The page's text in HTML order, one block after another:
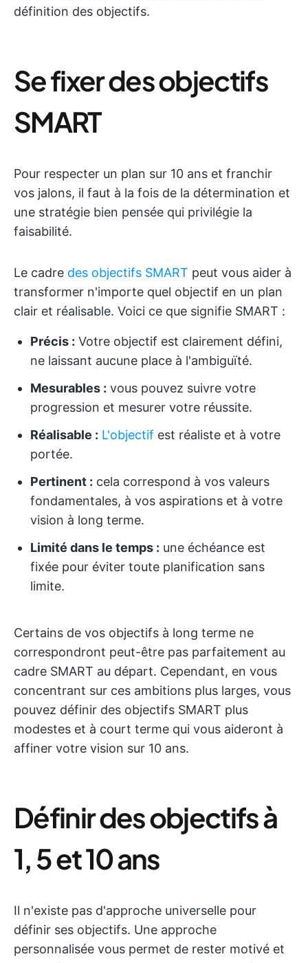
définition des objectifs.
Se fixer des objectifs
SMART
Pour respecter un plan sur 10 ans et franchir
vos jalons, il faut à la fois de la détermination et
une stratégie bien pensée qui privilégie la
faisabilité.
Le cadre des objectifs SMART peut vous aider à
transformer n'importe quel objectif en un plan
clair et réalisable. Voici ce que signifie SMART :
Précis : Votre objectif est clairement défini,
ne laissant aucune place à l'ambiguïté.
Mesurables : vous pouvez suivre votre
progression et mesurer votre réussite.
Réalisable : L'objectif est réaliste et à votre
portée.
Pertinent : cela correspond à vos valeurs
fondamentales, à vos aspirations et à votre
vision à long terme.
Limité dans le temps : une échéance est
fixée pour éviter toute planification sans
limite.
Certains de vos objectifs à long terme ne
correspondront peut-être pas parfaitement au
cadre SMART au départ. Cependant, en vous
concentrant sur ces ambitions plus larges, vous
pouvez définir des objectifs SMART plus
modestes et à court terme qui vous aideront à
affiner votre vision sur 10 ans.
Définir des objectifs à
1, 5 et 10 ans
Il n'existe pas d'approche universelle pour
définir ses objectifs. Une approche
personnalisée vous permet de rester motivé et